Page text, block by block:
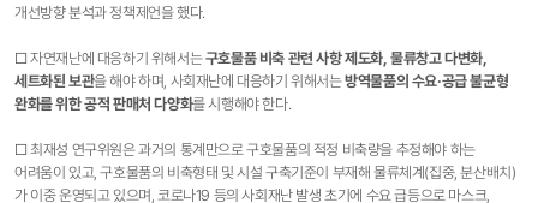
개선방향 분석과 정책제언을 했다.
□ 자연재난에 대응하기 위해서는구호물품 비축 관련 사항 제도화, 물류창고 다변화,
세트화된 보관을 해야 하며, 사회재난에 대응하기 위해서는방역물품의 수요·공급 불균형
완화를 위한 공적 판매처 다양화를 시행해야 한다.
□ 최재성 연구위원은 과거의 통계만으로 구호물품의 적정 비축량을 추정해야 하는
어려움이 있고, 구호물품의 비축형태 및 시설 구축기준이 부재해 물류체계(집중, 분산배치)
가 이중 운영되고 있으며, 코로나19 등의 사회재난 발생 초기에 수요 급등으로 마스크,